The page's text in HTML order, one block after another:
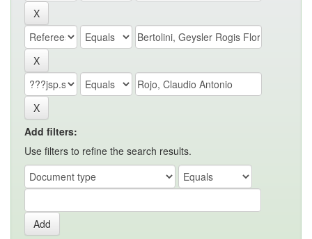
Add filters:
Use filters to refine the search results.